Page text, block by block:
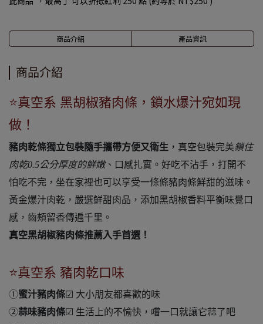
商品介紹 產品資訊
商品介紹
⭐真空系 黑胡椒豬肉條，鎖水爆汁宛如現
做！
豬肉乾條獨立包裝隨手攜帶方便又衛生 ，真空包裝完美鎖住
肉乾0.5公分厚度的鮮嫩、口感扎實。好吃不沾手，打開不
怕吃不完，坐在家裡也可以享受一條條豬肉條鮮甜的滋味。
黃金爆汁肉乾，嚴選鮮甜肉品，添加黑胡椒香料平衡味覺口
感，齒頰留香傳遍千里。
真空黑胡椒豬肉條推薦入手首選！
⭐真空系 豬肉乾口味
①蜜汁豬肉條☑ 大小朋友都喜歡的味
②蒜味豬肉條☑ 生活上的不愉快，嚐一口就讓它蒜了吧